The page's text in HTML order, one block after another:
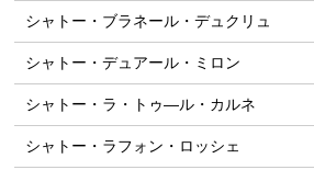
シャトー・ブラネール・デュクリュ
シャトー・デュアール・ミロン
シャトー・ラ・トゥ―ル・カルネ
シャトー・ラフォン・ロッシェ